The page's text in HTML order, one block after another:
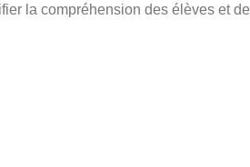
la compréhension des élèves et